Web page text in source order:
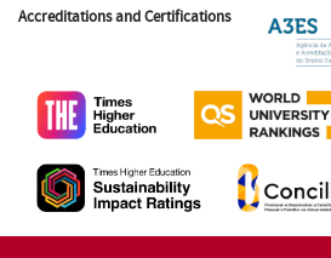
Accreditations and Certifications